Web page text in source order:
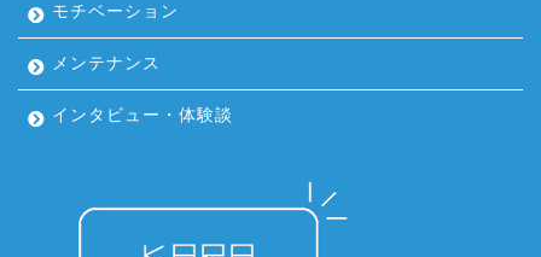
モチベーション
メンテナンス
インタビュー・体験談